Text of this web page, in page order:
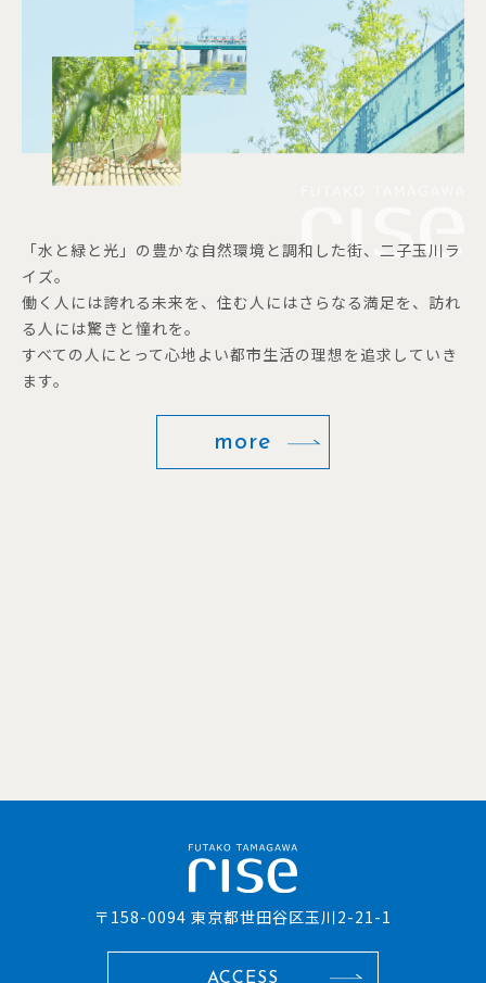
「水と緑と光」の豊かな自然環境と調和した街、二子玉川ラ
イズ。
働く人には誇れる未来を、住む人にはさらなる満足を、訪れ
る人には驚きと憧れを。
すべての人にとって心地よい都市生活の理想を追求していき
ます。
more
〒158-0094 東京都世田谷区玉川2-21-1
ACCESS